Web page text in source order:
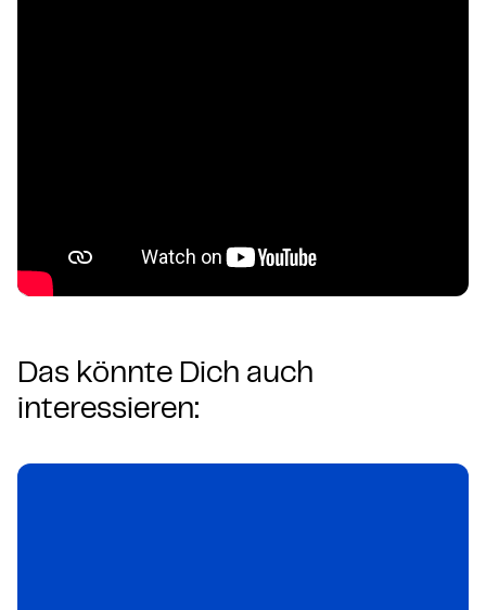
Das könnte Dich auch
interessieren: